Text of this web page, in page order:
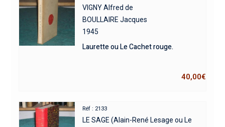
VIGNY Alfred de
BOULLAIRE Jacques
1945
Laurette ou Le Cachet rouge.
40,00€
Réf : 2133
LE SAGE (Alain-René Lesage ou Le